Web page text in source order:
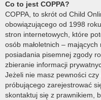
Co to jest COPPA?
COPPA, to skrót od Child
obowiązującego od 1998
stron internetowych, które
osób małoletnich –
posiadania pisemnej zgody
zbieranie informacji
Jeżeli nie masz pewności
próbującego zarejestrować
skontaktuj się z prawnikiem,